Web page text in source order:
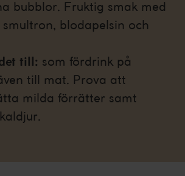
bubblor. Fruktig smak med
blodapelsin och
till: som fördrink på
till mat. Prova att
milda förrätter samt